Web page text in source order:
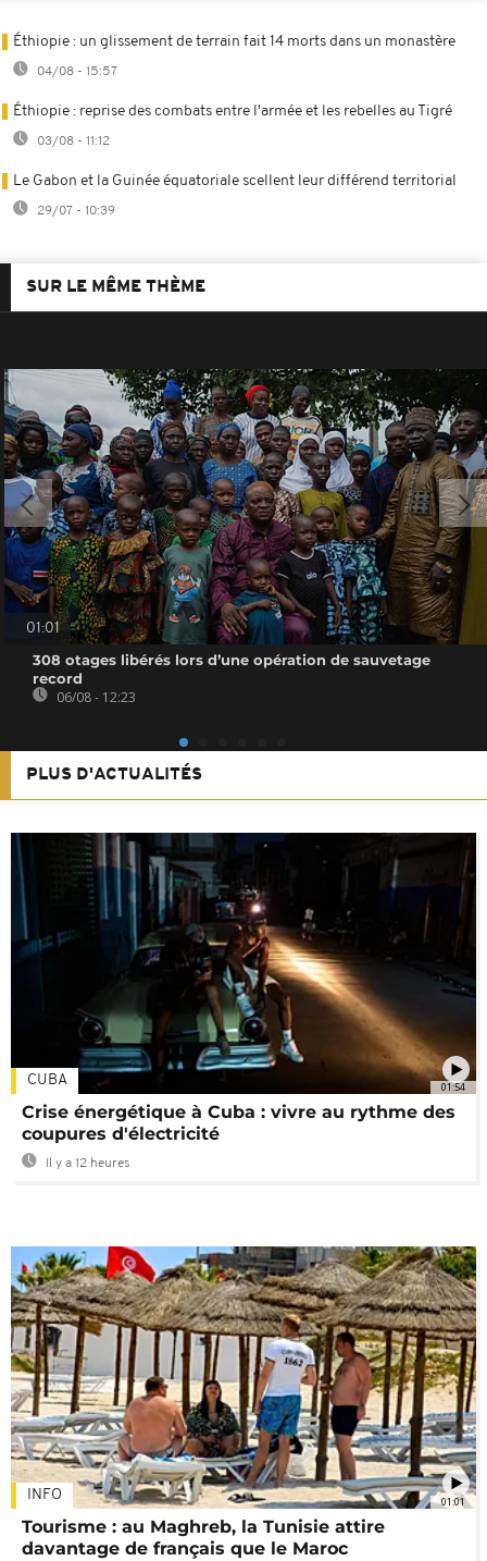
Éthiopie : un glissement de terrain fait 14 morts dans un monastère
04/08 - 15:57
Éthiopie : reprise des combats entre l'armée et les rebelles au Tigré
03/08 - 11:12
Le Gabon et la Guinée équatoriale scellent leur différend territorial
29/07 - 10:39
SUR LE MÊME THÈME
01:01
308 otages libérés lors d’une opération de sauvetage
record
06/08 - 12:23
PLUS D'ACTUALITÉS
01:54
CUBA
Crise énergétique à Cuba : vivre au rythme des
coupures d'électricité
Il y a 12 heures
01:01
INFO
Tourisme : au Maghreb, la Tunisie attire
davantage de français que le Maroc